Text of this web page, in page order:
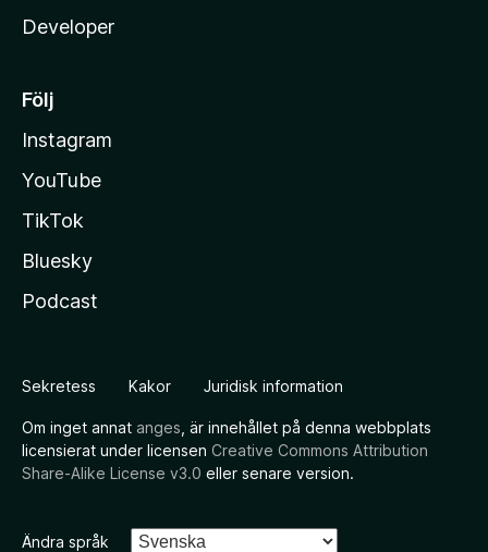
Developer
Följ
Instagram
YouTube
TikTok
Bluesky
Podcast
Sekretess Kakor Juridisk information
Om inget annat anges , är innehållet på denna webbplats
licensierat under licensen Creative Commons Attribution
Share-Alike License v3.0 eller senare version.
Ändra språk